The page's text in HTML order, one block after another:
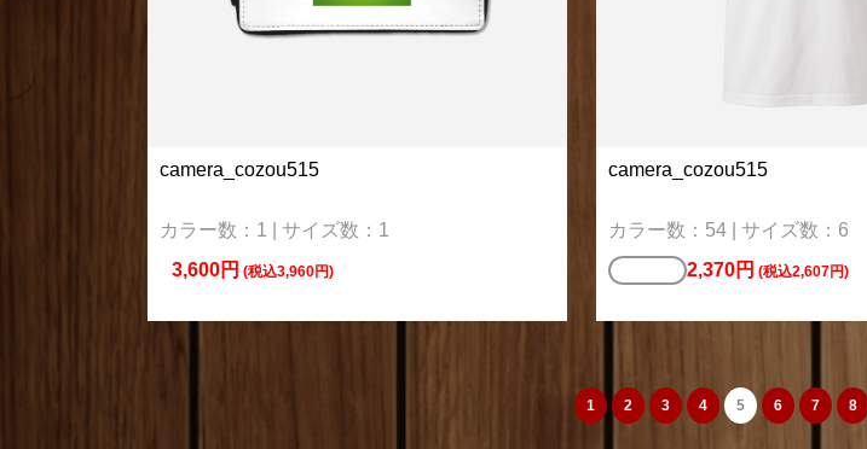
camera_cozou515
カラー数：1 | サイズ数：1
3,600円 (税込3,960円)
camera_cozou515
カラー数：54 | サイズ数：6
2,370円 (税込2,607円)
1 2 3 4 5 6 7 8